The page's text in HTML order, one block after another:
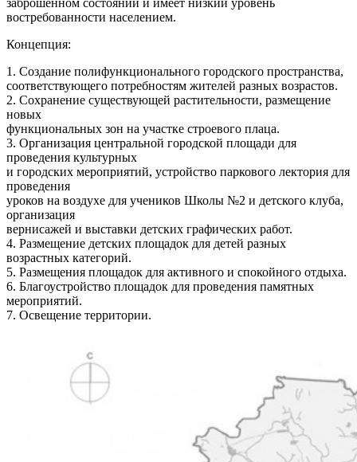
востребованности населением.
Концепция:
1. Создание полифункционального городского пространства,
соответствующего потребностям жителей разных возрастов.
2. Сохранение существующей растительности, размещение
новых
функциональных зон на участке строевого плаца.
3. Организация центральной городской площади для
проведения культурных
и городских мероприятий, устройство паркового лектория для
проведения
уроков на воздухе для учеников Школы №2 и детского клуба,
организация
вернисажей и выставки детских графических работ.
4. Размещение детских площадок для детей разных
возрастных категорий.
5. Размещения площадок для активного и спокойного отдыха.
6. Благоустройство площадок для проведения памятных
мероприятий.
7. Освещение территории.